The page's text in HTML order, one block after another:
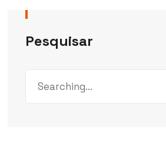
Pesquisar